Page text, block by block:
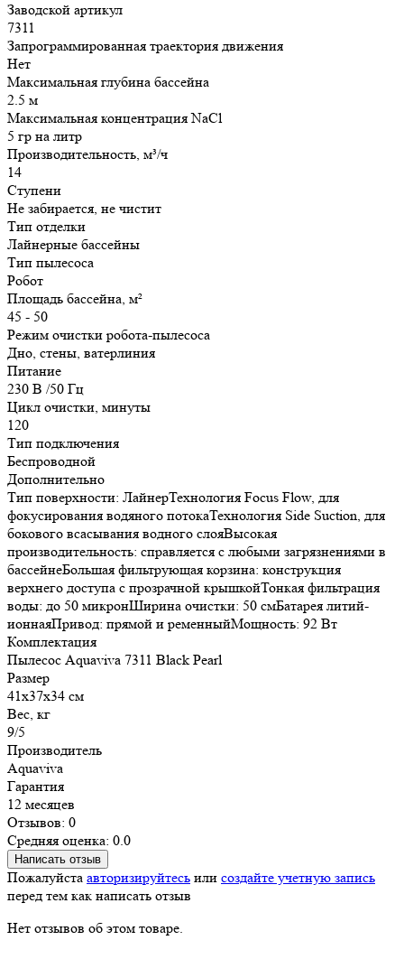
Заводской артикул
7311
Запрограммированная траектория движения
Нет
Максимальная глубина бассейна
2.5 м
Максимальная концентрация NaCl
5 гр на литр
Производительность, м³/ч
14
Ступени
Не забирается, не чистит
Тип отделки
Лайнерные бассейны
Тип пылесоса
Робот
Площадь бассейна, м²
45 - 50
Режим очистки робота-пылесоса
Дно, стены, ватерлиния
Питание
230 В /50 Гц
Цикл очистки, минуты
120
Тип подключения
Беспроводной
Дополнительно
Тип поверхности: ЛайнерТехнология Focus Flow, для
фокусирования водяного потокаТехнология Side Suction, для
бокового всасывания водного слояВысокая
производительность: справляется с любыми загрязнениями в
бассейнеБольшая фильтрующая корзина: конструкция
верхнего доступа с прозрачной крышкойТонкая фильтрация
воды: до 50 микронШирина очистки: 50 смБатарея литий-
ионнаяПривод: прямой и ременныйМощность: 92 Вт
Комплектация
Пылесос Aquaviva 7311 Black Pearl
Размер
41x37x34 см
Вес, кг
9/5
Производитель
Aquaviva
Гарантия
12 месяцев
Отзывов: 0
Средняя оценка: 0.0
Написать отзыв
Пожалуйста авторизируйтесь или создайте учетную запись
перед тем как написать отзыв
Нет отзывов об этом товаре.